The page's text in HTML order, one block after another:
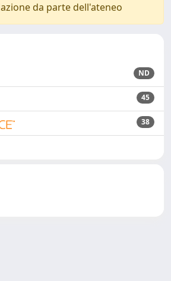
da parte dell'ateneo
ND
45
38